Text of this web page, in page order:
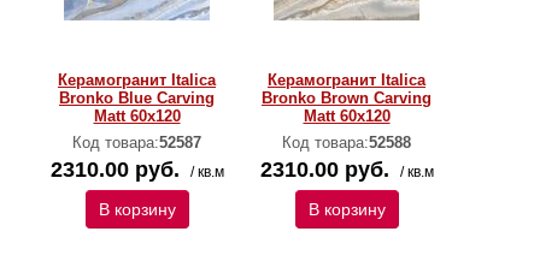
Керамогранит Italica
Bronko Blue Carving
Matt 60x120
Код товара:52587
2310.00 руб. / кв.м
В корзину
Керамогранит Italica
Bronko Brown Carving
Matt 60x120
Код товара:52588
2310.00 руб. / кв.м
В корзину